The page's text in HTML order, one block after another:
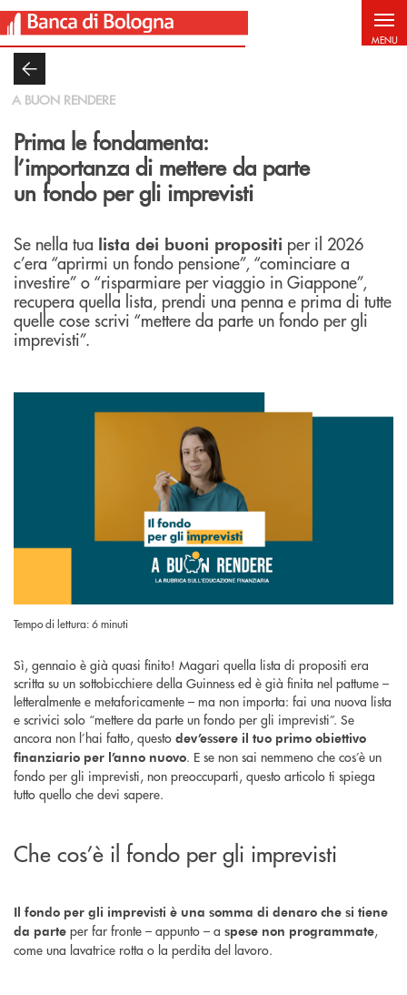
Salta al contenuto principale
MENU
A BUON RENDERE
Prima le fondamenta:
l’importanza di mettere da parte
un fondo per gli imprevisti
Se nella tua lista dei buoni propositi per il 2026
c’era “aprirmi un fondo pensione”, “cominciare a
investire” o “risparmiare per viaggio in Giappone”,
recupera quella lista, prendi una penna e prima di tutte
quelle cose scrivi “mettere da parte un fondo per gli
imprevisti”.
Tempo di lettura: 6 minuti
Sì, gennaio è già quasi finito! Magari quella lista di propositi era
scritta su un sottobicchiere della Guinness ed è già finita nel pattume –
letteralmente e metaforicamente – ma non importa: fai una nuova lista
e scrivici solo “mettere da parte un fondo per gli imprevisti”. Se
ancora non l’hai fatto, questo dev’essere il tuo primo obiettivo
finanziario per l’anno nuovo. E se non sai nemmeno che cos’è un
fondo per gli imprevisti, non preoccuparti, questo articolo ti spiega
tutto quello che devi sapere.
Che cos’è il fondo per gli imprevisti
Il fondo per gli imprevisti è una somma di denaro che si tiene
da parte per far fronte – appunto – a spese non programmate,
come una lavatrice rotta o la perdita del lavoro.